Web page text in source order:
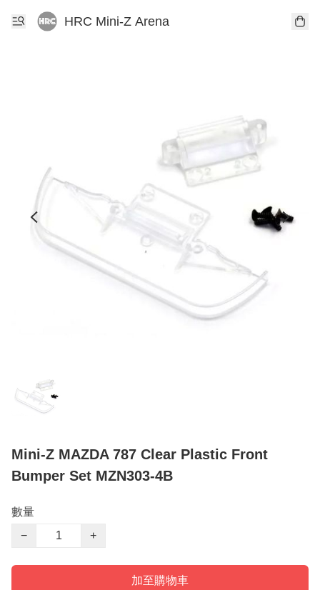
HRC Mini-Z Arena
Mini-Z MAZDA 787 Clear Plastic Front
Bumper Set MZN303-4B
數量
−
+
加至購物車